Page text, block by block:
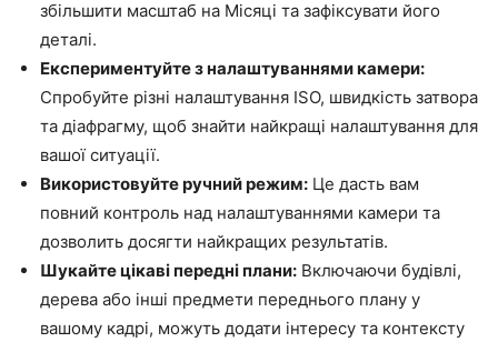
збільшити масштаб на Місяці та зафіксувати його
деталі.
Експериментуйте з налаштуваннями камери:
Спробуйте різні налаштування ISO, швидкість затвора
та діафрагму, щоб знайти найкращі налаштування для
вашої ситуації.
Використовуйте ручний режим: Це дасть вам
повний контроль над налаштуваннями камери та
дозволить досягти найкращих результатів.
Шукайте цікаві передні плани: Включаючи будівлі,
дерева або інші предмети переднього плану у
вашому кадрі, можуть додати інтересу та контексту